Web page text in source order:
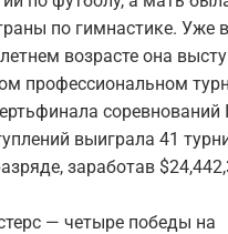
по гимнастике. Уже в
возрасте она
профессиональном
соревнований
выиграла 41
заработав
— четыре победы на